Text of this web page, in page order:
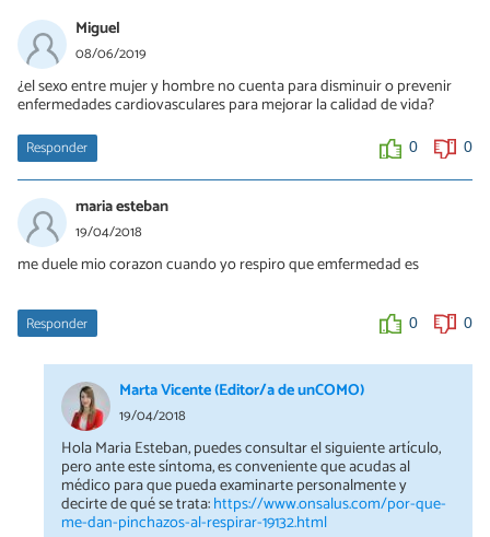
Miguel
08/06/2019
¿el sexo entre mujer y hombre no cuenta para disminuir o prevenir
enfermedades cardiovasculares para mejorar la calidad de vida?
Responder 0 0
maria esteban
19/04/2018
me duele mio corazon cuando yo respiro que emfermedad es
Responder 0 0
Marta Vicente (Editor/a de unCOMO)
19/04/2018
Hola Maria Esteban, puedes consultar el siguiente artículo,
pero ante este síntoma, es conveniente que acudas al
médico para que pueda examinarte personalmente y
decirte de qué se trata:https://www.onsalus.com/por-que-
me-dan-pinchazos-al-respirar-19132.html